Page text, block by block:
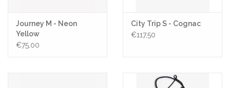
Journey M - Neon
Yellow
€75,00
City Trip S - Cognac
€117,50